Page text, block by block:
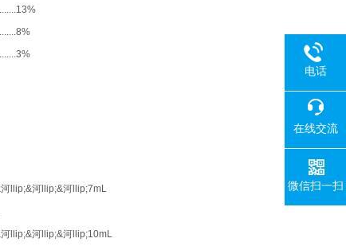
13%
8%
3%
llip;&河llip;&河llip;7mL
llip;&河llip;&河llip;10mL
电话
在线交流
微信扫一扫